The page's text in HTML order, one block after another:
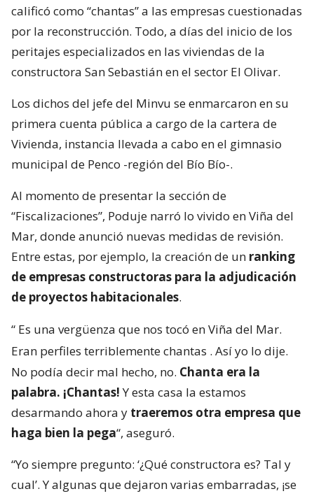
calificó como “chantas” a las empresas cuestionadas
por la reconstrucción. Todo, a días del inicio de los
peritajes especializados en las viviendas de la
constructora San Sebastián en el sector El Olivar.
Los dichos del jefe del Minvu se enmarcaron en su
primera cuenta pública a cargo de la cartera de
Vivienda, instancia llevada a cabo en el gimnasio
municipal de Penco -región del Bío Bío-.
Al momento de presentar la sección de
“Fiscalizaciones”, Poduje narró lo vivido en Viña del
Mar, donde anunció nuevas medidas de revisión.
Entre estas, por ejemplo, la creación de un ranking
de empresas constructoras para la adjudicación
de proyectos habitacionales.
“ Es una vergüenza que nos tocó en Viña del Mar.
Eran perfiles terriblemente chantas . Así yo lo dije.
No podía decir mal hecho, no. Chanta era la
palabra. ¡Chantas!Y esta casa la estamos
desarmando ahora y traeremos otra empresa que
haga bien la pega“, aseguró.
“Yo siempre pregunto: ‘¿Qué constructora es? Tal y
cual’. Y algunas que dejaron varias embarradas, ¡se